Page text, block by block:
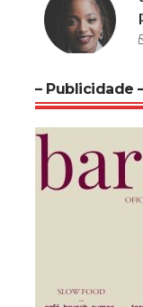
– Publicidade